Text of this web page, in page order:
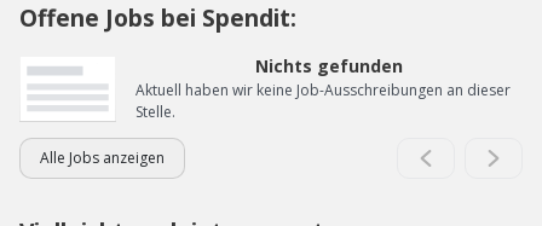
Offene Jobs bei Spendit:
Nichts gefunden
Aktuell haben wir keine Job-Ausschreibungen an dieser
Stelle.
Alle Jobs anzeigen